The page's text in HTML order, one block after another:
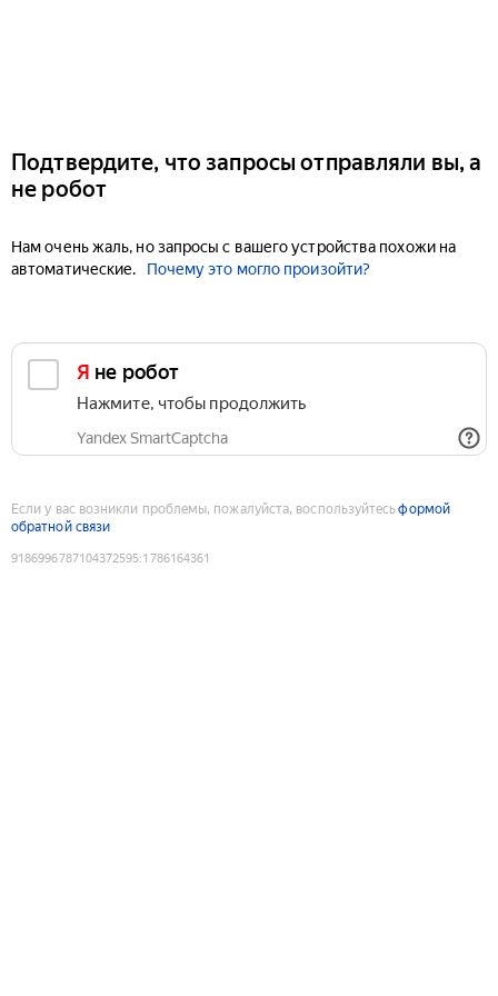
Подтвердите, что запросы отправляли вы, а
не робот
Нам очень жаль, но запросы с вашего устройства похожи на
автоматические.
Почему это могло произойти?
Я не робот
Нажмите, чтобы продолжить
Yandex SmartCaptcha
Если у вас возникли проблемы, пожалуйста, воспользуйтесьформой
обратной связи
9186996787104372595:1786164361